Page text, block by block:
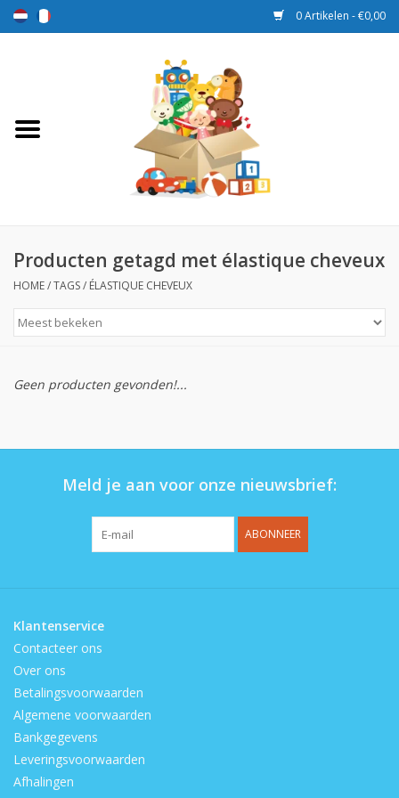
0 Artikelen - €0,00
Speelgoed
Beloningsdozen
Nieuw
Prijs
Producten getagd met élastique cheveux
HOME/TAGS/ ÉLASTIQUE CHEVEUX
Geen producten gevonden!...
Meld je aan voor onze nieuwsbrief:
ABONNEER
Klantenservice
Contacteer ons
Over ons
Betalingsvoorwaarden
Algemene voorwaarden
Bankgegevens
Leveringsvoorwaarden
Afhalingen